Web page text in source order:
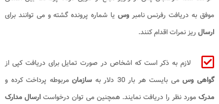
موفق به دریافت رفرنس نامبروس یا شماره پرونده گشته و می توانند برای
ارسال ریز نمرات اقدام کنند.
لازم به ذکر است که اشخاص در صورت تمایل برای دریافت کپی از
گواهی وسمی بایست هر بار 30 دلار به سازمانمربوطه پرداخت کرده و
مدرکمورد نظر را دریافت نمایند. همچنین می توان درخواستارسال مدارک